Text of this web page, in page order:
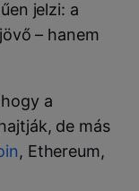
jelzi: a
– hanem
a
de más
, Ethereum,